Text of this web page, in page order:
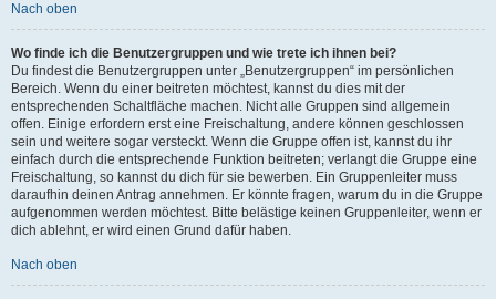
Nach oben
Wo finde ich die Benutzergruppen und wie trete ich ihnen bei?
Du findest die Benutzergruppen unter „Benutzergruppen“ im persönlichen
Bereich. Wenn du einer beitreten möchtest, kannst du dies mit der
entsprechenden Schaltfläche machen. Nicht alle Gruppen sind allgemein
offen. Einige erfordern erst eine Freischaltung, andere können geschlossen
sein und weitere sogar versteckt. Wenn die Gruppe offen ist, kannst du ihr
einfach durch die entsprechende Funktion beitreten; verlangt die Gruppe eine
Freischaltung, so kannst du dich für sie bewerben. Ein Gruppenleiter muss
daraufhin deinen Antrag annehmen. Er könnte fragen, warum du in die Gruppe
aufgenommen werden möchtest. Bitte belästige keinen Gruppenleiter, wenn er
dich ablehnt, er wird einen Grund dafür haben.
Nach oben